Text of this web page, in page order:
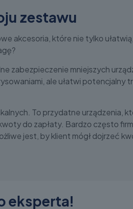
zestawu
akcesoria, które nie tylko
zabezpieczenie mniejszych
ale ułatwi potencjalny
To przydatne urządzenia,
do zapłaty. Bardzo często
jest, by klient mógł dojrzeć
eksperta!